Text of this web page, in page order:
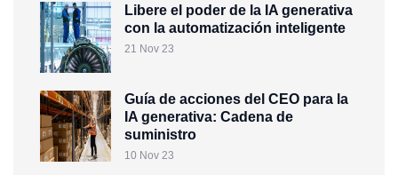
Libere el poder de la IA generativa
con la automatización inteligente
21 Nov 23
Guía de acciones del CEO para la
IA generativa: Cadena de
suministro
10 Nov 23